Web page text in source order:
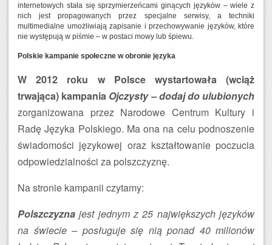
internetowych stała się sprzymierzeńcami ginących języków – wiele z
nich jest propagowanych przez specjalne serwisy, a techniki
multimedialne umożliwiają zapisanie i przechowywanie języków, które
nie występują w piśmie – w postaci mowy lub śpiewu.
Polskie kampanie społeczne w obronie języka
W 2012 roku w Polsce wystartowała (wciąż
trwająca) kampania Ojczysty – dodaj do ulubionych
zorganizowana przez Narodowe Centrum Kultury i
Radę Języka Polskiego. Ma ona na celu podnoszenie
świadomości językowej oraz kształtowanie poczucia
odpowiedzialności za polszczyznę.
Na stronie kampanii czytamy:
Polszczyzna jest jednym z 25 największych języków
na świecie – posługuje się nią ponad 40 milionów